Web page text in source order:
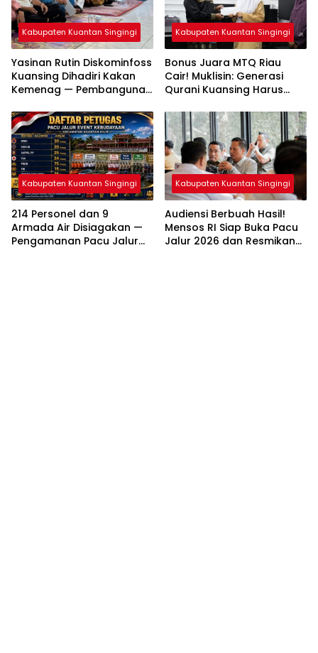
Kabupaten Kuantan Singingi
Yasinan Rutin Diskominfoss
Kuansing Dihadiri Kakan
Kemenag — Pembangunan
Kabupaten Kuantan Singingi
Bonus Juara MTQ Riau
Cair! Muklisin: Generasi
Qurani Kuansing Harus
Kabupaten Kuantan Singingi
214 Personel dan 9
Armada Air Disiagakan —
Pengamanan Pacu Jalur
Kabupaten Kuantan Singingi
Audiensi Berbuah Hasil!
Mensos RI Siap Buka Pacu
Jalur 2026 dan Resmikan